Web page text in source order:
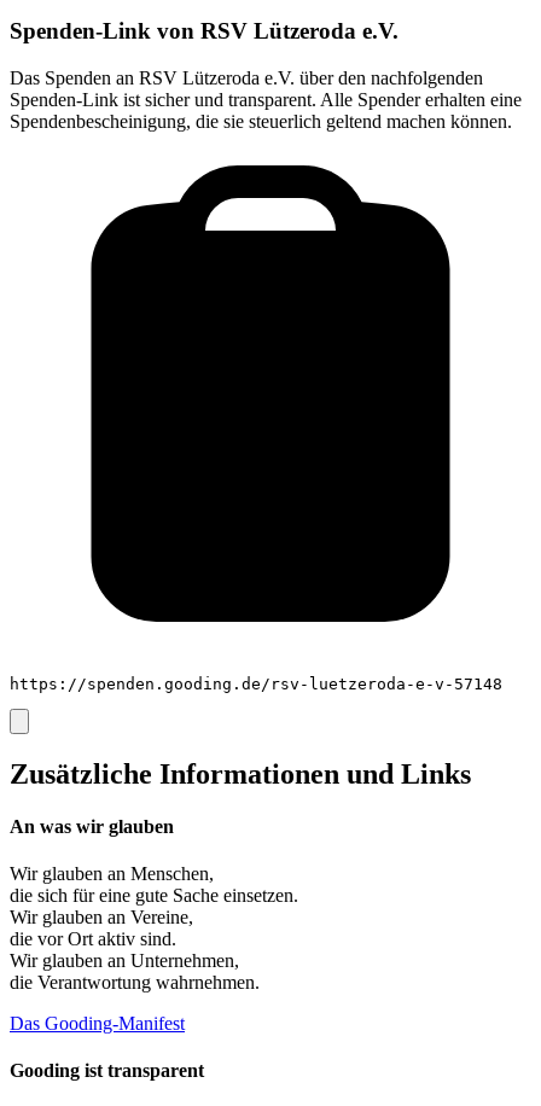
Spenden-Link von RSV Lützeroda e.V.
Das Spenden an RSV Lützeroda e.V. über den nachfolgenden
Spenden-Link ist sicher und transparent. Alle Spender erhalten eine
Spendenbescheinigung, die sie steuerlich geltend machen können.
https://spenden.gooding.de/rsv-luetzeroda-e-v-57148
Zusätzliche Informationen und Links
An was wir glauben
Wir glauben an Menschen,
die sich für eine gute Sache einsetzen.
Wir glauben an Vereine,
die vor Ort aktiv sind.
Wir glauben an Unternehmen,
die Verantwortung wahrnehmen.
Das Gooding-Manifest
Gooding ist transparent